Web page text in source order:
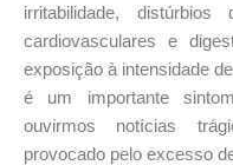
irritabilidade,
cardiovasculares e
exposição à intensidade
é um importante
ouvirmos notícias
provocado pelo excesso